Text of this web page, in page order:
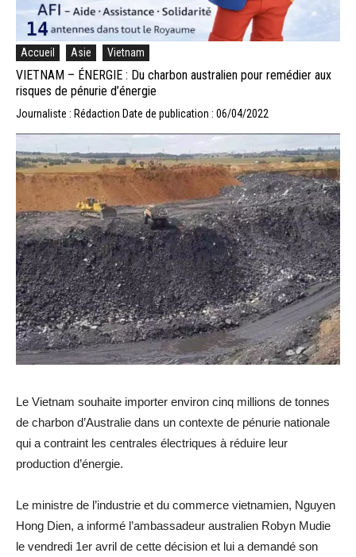
Accueil Asie Vietnam
VIETNAM – ÉNERGIE : Du charbon australien pour remédier aux
risques de pénurie d’énergie
Journaliste : Rédaction Date de publication : 06/04/2022
Le Vietnam souhaite importer environ cinq millions de tonnes
de charbon d’Australie dans un contexte de pénurie nationale
qui a contraint les centrales électriques à réduire leur
production d’énergie.
Le ministre de l’industrie et du commerce vietnamien, Nguyen
Hong Dien, a informé l’ambassadeur australien Robyn Mudie
le vendredi 1er avril de cette décision et lui a demandé son